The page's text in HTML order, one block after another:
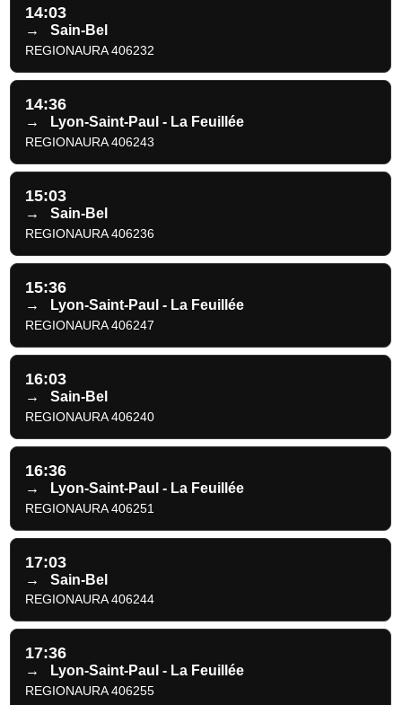
14:03
→ Sain-Bel
REGIONAURA 406232
14:36
→ Lyon-Saint-Paul - La Feuillée
REGIONAURA 406243
15:03
→ Sain-Bel
REGIONAURA 406236
15:36
→ Lyon-Saint-Paul - La Feuillée
REGIONAURA 406247
16:03
→ Sain-Bel
REGIONAURA 406240
16:36
→ Lyon-Saint-Paul - La Feuillée
REGIONAURA 406251
17:03
→ Sain-Bel
REGIONAURA 406244
17:36
→ Lyon-Saint-Paul - La Feuillée
REGIONAURA 406255